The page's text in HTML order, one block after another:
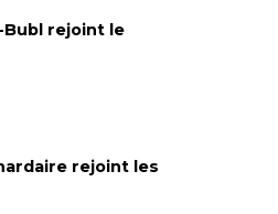
Bubl rejoint le
rejoint les